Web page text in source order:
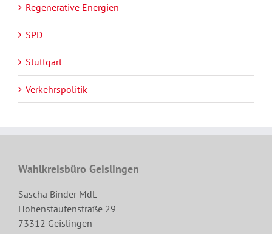
Regenerative Energien
SPD
Stuttgart
Verkehrspolitik
Wahlkreisbüro Geislingen
Sascha Binder MdL
Hohenstaufenstraße 29
73312 Geislingen